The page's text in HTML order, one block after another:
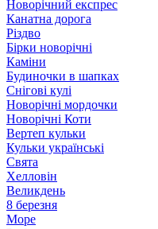
Новорічний експрес
Канатна дорога
Різдво
Бірки новорічні
Каміни
Будиночки в шапках
Снігові кулі
Новорічні мордочки
Новорічні Коти
Вертеп кульки
Кульки українські
Свята
Хелловін
Великдень
8 березня
Море